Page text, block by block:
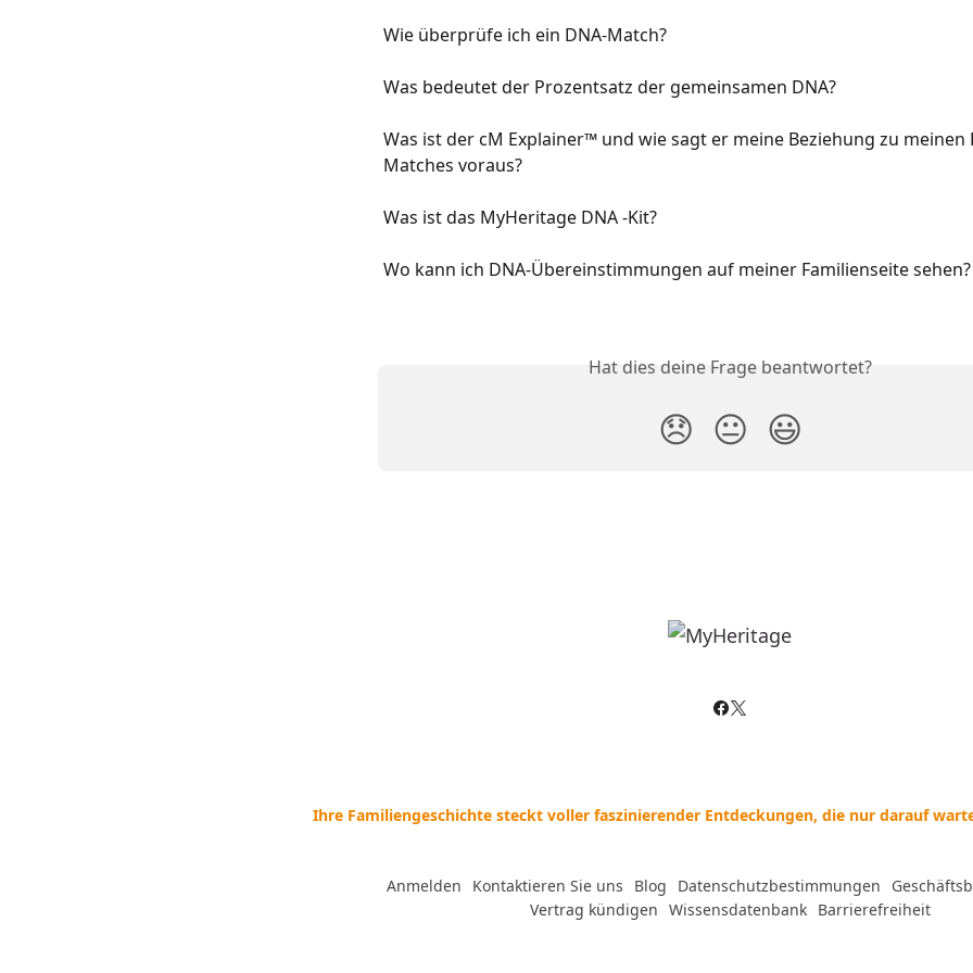
Wie überprüfe ich ein DNA-Match?
Was bedeutet der Prozentsatz der gemeinsamen DNA?
Was ist der cM Explainer™ und wie sagt er meine Beziehung zu meinen
Matches voraus?
Was ist das MyHeritage DNA -Kit?
Wo kann ich DNA-Übereinstimmungen auf meiner Familienseite sehen?
Hat dies deine Frage beantwortet?
😞 😐 😃
Ihre Familiengeschichte steckt voller faszinierender Entdeckungen, die nur darauf
Anmelden Kontaktieren Sie uns Blog Datenschutzbestimmungen
Vertrag kündigen Wissensdatenbank-- Barrierefreiheit